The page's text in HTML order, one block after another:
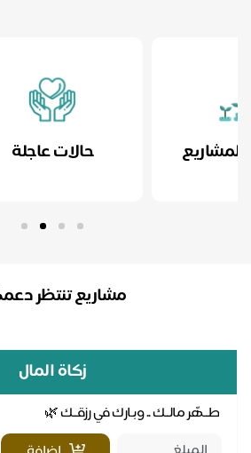
حالات عاجلة
مشاريع تنتظر دعمكم
زكاة المال
طــهّر مالــك .. وبـارك في رزقــك 🌿